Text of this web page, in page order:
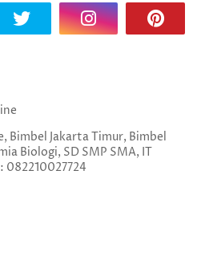
Bimbel Jakarta Timur, Bimbel
Biologi, SD SMP SMA, IT
082210027724